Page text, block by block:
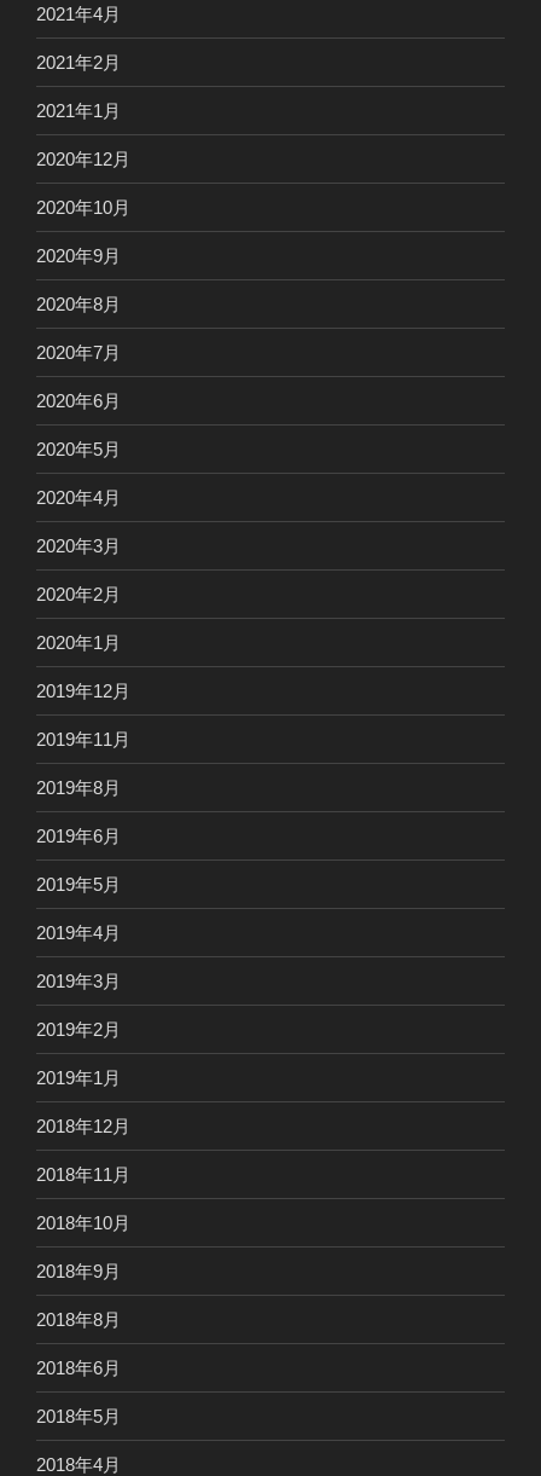
2021年4月
2021年2月
2021年1月
2020年12月
2020年10月
2020年9月
2020年8月
2020年7月
2020年6月
2020年5月
2020年4月
2020年3月
2020年2月
2020年1月
2019年12月
2019年11月
2019年8月
2019年6月
2019年5月
2019年4月
2019年3月
2019年2月
2019年1月
2018年12月
2018年11月
2018年10月
2018年9月
2018年8月
2018年6月
2018年5月
2018年4月